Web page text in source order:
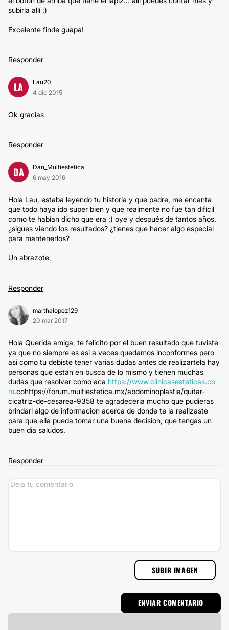
subirla allí :)
Excelente finde guapa!
Responder
LA
Lau20
4 dic 2015
Ok gracias
Responder
DA
Dan_Multiestetica
6 may 2016
Hola Lau, estaba leyendo tu historia y que padre, me encanta
que todo haya ido super bien y que realmente no fue tan difícil
como te habían dicho que era :) oye y después de tantos años,
¿sigues viendo los resultados? ¿tienes que hacer algo especial
para mantenerlos?
Un abrazote,
Responder
marthalopez129
20 mar 2017
Hola Querida amiga, te felicito por el buen resultado que tuviste
ya que no siempre es asi a veces quedamos inconformes pero
asi como tu debiste tener varias dudas antes de realizartela hay
personas que estan en busca de lo mismo y tienen muchas
dudas que resolver como aca https://www.clinicasesteticas.co
m.cohttps://forum.multiestetica.mx/abdominoplastia/quitar-
cicatriz-de-cesarea-9358 te agradeceria mucho que pudieras
brindarl algo de informacion acerca de donde te la realizaste
para que ella pueda tomar una buena decision, que tengas un
buen dia saludos.
Responder
SUBIR IMAGEN